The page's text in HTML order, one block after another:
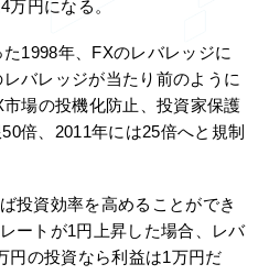
円になる。
1998年、FXのレバレッジに
バレッジが当たり前のように
場の投機化防止、投資家保護
倍、2011年には25倍へと規制
投資効率を高めることができ
ートが1円上昇した場合、レバ
円の投資なら利益は1万円だ